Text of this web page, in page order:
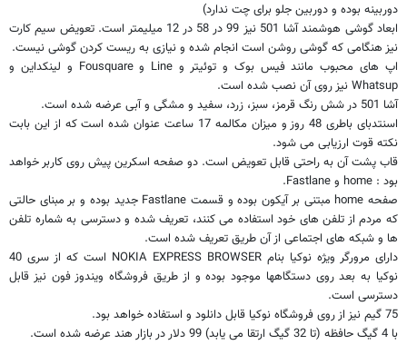
دوربینه بوده و دوربین جلو برای چت ندارد)
ابعاد گوشی هوشمند آشا 501 نیز 99 در 58 در 12 میلیمتر است. تعویض سیم کارت
نیز هنگامی که گوشی روشن است انجام شده و نیازی به ریست کردن گوشی نیست.
اپ های محبوب مانند فیس بوک و توئیتر و Line وFousquare و لینکداین و
Whatsup نیز روی آن نصب شده است.
آشا 501 در شش رنگ قرمز، سبز، زرد، سفید و مشگی و آبی عرضه شده است.
اسنتدبای باطری 48 روز و میزان مکالمه 17 ساعت عنوان شده است که از این بابت
نکته قوت ارزیابی می شود.
قاب پشت آن به راحتی قابل تعویض است. دو صفحه اسکرین پیش روی کاربر خواهد
بود : home و Fastlane
.
صفحه home مبتنی بر آیکون بوده و قسمت Fastlane جدید بوده و بر مبنای حالتی
که مردم از تلفن های خود استفاده می کنند، تعریف شده و دسترسی به شماره تلفن
ها و شبکه های اجتماعی از آن طریق تعریف شده است.
دارای مرورگر ویژه نوکیا بنامNOKIA EXPRESS BROWSER
است که از سری 40
نوکیا به بعد روی دستگاهها موجود بوده و از طریق فروشگاه ویندوز فون نیز قابل
دسترسی است.
75 گیم نیز از روی فروشگاه نوکیا قابل دانلود و استفاده خواهد بود.
با 4 گیگ حافظه (تا 32 گیگ ارتقا می یابد) 99 دلار در بازار هند عرضه شده است.